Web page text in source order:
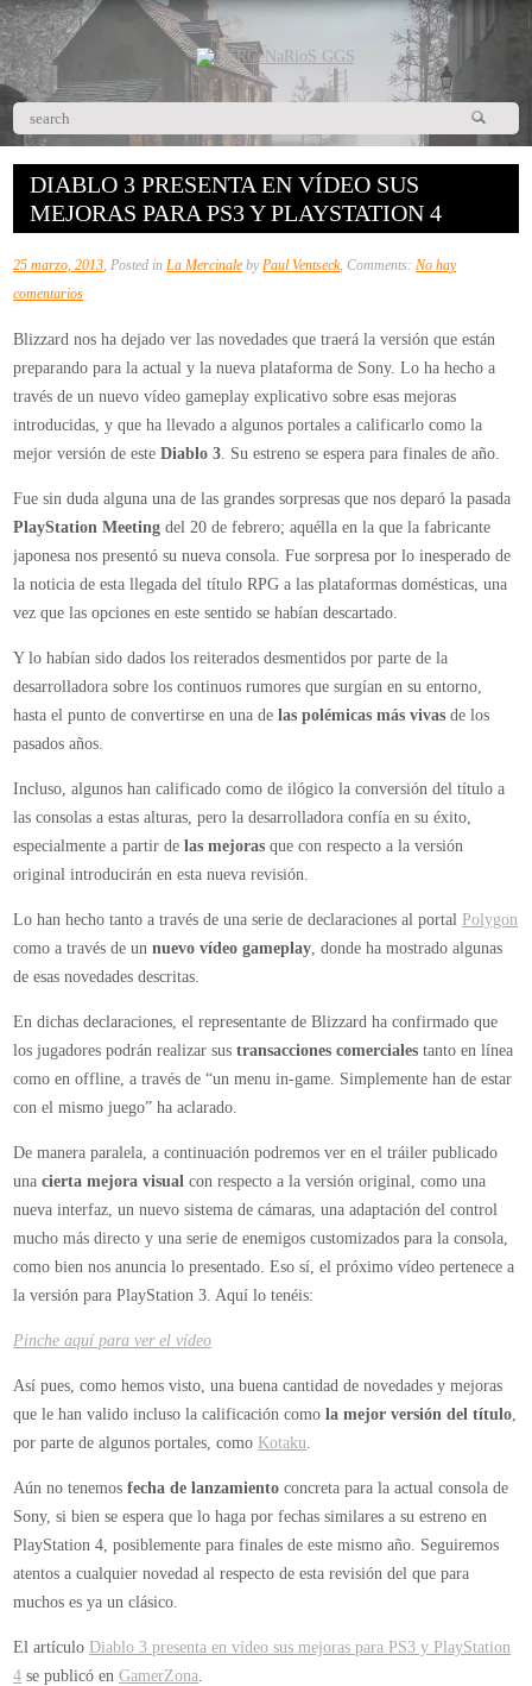
DIABLO 3 PRESENTA EN VÍDEO SUS
MEJORAS PARA PS3 Y PLAYSTATION 4
25 marzo, 2013, Posted inLa Mercinale byPaul Ventseck, Comments:No hay
comentariosen
3
presenta
en
vídeo
sus
mejoras
para
PS3
y
PlayStation
Blizzard nos ha dejado ver las novedades que traerá la versión que están
preparando para la actual y la nueva plataforma de Sony. Lo ha hecho a
través de un nuevo vídeo gameplay explicativo sobre esas mejoras
introducidas, y que ha llevado a algunos portales a calificarlo como la
mejor versión de esteDiablo 3. Su estreno se espera para finales de año.
Fue sin duda alguna una de las grandes sorpresas que nos deparó la pasada
PlayStation Meeting del 20 de febrero; aquélla en la que la fabricante
japonesa nos presentó su nueva consola. Fue sorpresa por lo inesperado de
la noticia de esta llegada del título RPG a las plataformas domésticas, una
vez que las opciones en este sentido se habían descartado.
Y lo habían sido dados los reiterados desmentidos por parte de la
desarrolladora sobre los continuos rumores que surgían en su entorno,
hasta el punto de convertirse en una delas polémicas más vivas de los
pasados años.
Incluso, algunos han calificado como de ilógico la conversión del título a
las consolas a estas alturas, pero la desarrolladora confía en su éxito,
especialmente a partir de las mejoras que con respecto a la versión
original introducirán en esta nueva revisión.
Lo han hecho tanto a través de una serie de declaraciones al portal Polygon
como a través de unnuevo vídeo gameplay, donde ha mostrado algunas
de esas novedades descritas.
En dichas declaraciones, el representante de Blizzard ha confirmado que
los jugadores podrán realizar sustransacciones comerciales tanto en línea
como en offline, a través de “un menu in-game. Simplemente han de estar
con el mismo juego” ha aclarado.
De manera paralela, a continuación podremos ver en el tráiler publicado
unacierta mejora visual con respecto a la versión original, como una
nueva interfaz, un nuevo sistema de cámaras, una adaptación del control
mucho más directo y una serie de enemigos customizados para la consola,
como bien nos anuncia lo presentado. Eso sí, el próximo vídeo pertenece a
la versión para PlayStation 3. Aquí lo tenéis:
Pinche aquí para ver el vídeo
Así pues, como hemos visto, una buena cantidad de novedades y mejoras
que le han valido incluso la calificación comola mejor versión del título,
por parte de algunos portales, como Kotaku.
Aún no tenemosfecha de lanzamiento concreta para la actual consola de
Sony, si bien se espera que lo haga por fechas similares a su estreno en
PlayStation 4, posiblemente para finales de este mismo año. Seguiremos
atentos a cualquier novedad al respecto de esta revisión del que para
muchos es ya un clásico.
El artículo Diablo 3 presenta en vídeo sus mejoras para PS3 y PlayStation
4 se publicó enGamerZona.